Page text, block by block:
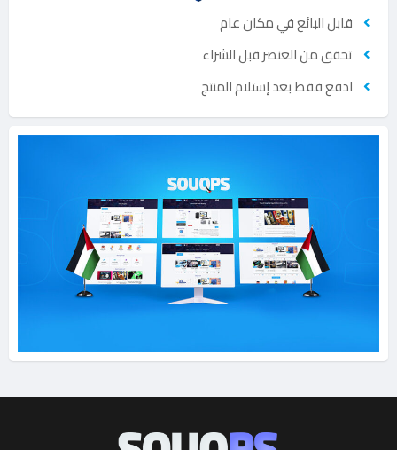
قابل البائع في مكان عام
تحقق من العنصر قبل الشراء
ادفع فقط بعد إستلام المنتج